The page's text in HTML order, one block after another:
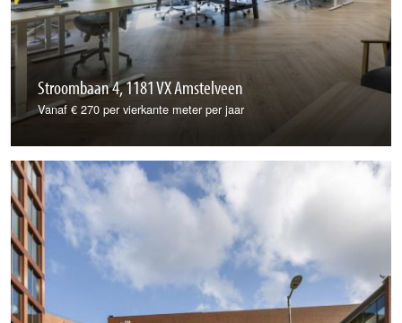
Stroombaan 4, 1181 VX Amstelveen
Vanaf € 270 per vierkante meter per jaar